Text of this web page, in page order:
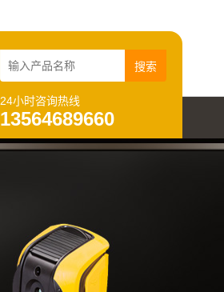
24小时咨询热线
13564689660